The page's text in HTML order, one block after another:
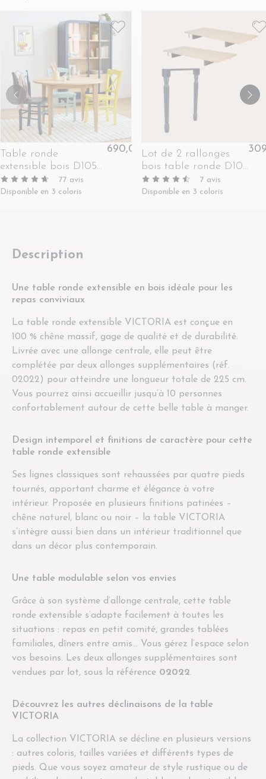
Table ronde
extensible bois D105
avec 1 allonge et
pieds fuseau -
77 avis
Disponible en 3 coloris
690,00 €Lot de 2 rallonges
bois table ronde D105
pieds tournés -
VICTORIA
7 avis
Disponible en 3 coloris
Description
Une table ronde extensible en bois idéale pour les
repas conviviaux
La table ronde extensible VICTORIA est conçue en
100 % chêne massif, gage de qualité et de durabilité.
Livrée avec une allonge centrale, elle peut être
complétée par deux allonges supplémentaires (réf.
02022) pour atteindre une longueur totale de 225 cm.
Vous pourrez ainsi accueillir jusqu’à 10 personnes
confortablement autour de cette belle table à manger.
Design intemporel et finitions de caractère pour cette
table ronde extensible
Ses lignes classiques sont rehaussées par quatre pieds
tournés, apportant charme et élégance à votre
intérieur. Proposée en plusieurs finitions patinées –
chêne naturel, blanc ou noir – la table VICTORIA
s’intègre aussi bien dans un intérieur traditionnel que
dans un décor plus contemporain.
Une table modulable selon vos envies
Grâce à son système d’allonge centrale, cette table
ronde extensible s’adapte facilement à toutes les
situations : repas en petit comité, grandes tablées
familiales, dîners entre amis... Vous gérez l’espace selon
vos besoins. Les deux allonges supplémentaires sont
vendues par lot, sous la référence 02022.
Découvrez les autres déclinaisons de la table
VICTORIA
La collection VICTORIA se décline en plusieurs versions
: autres coloris, tailles variées et différents types de
pieds. Que vous soyez amateur de style rustique ou de